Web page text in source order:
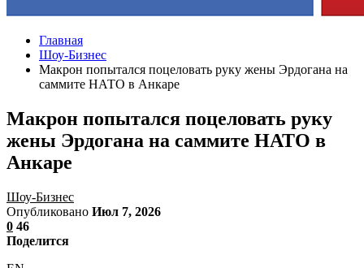
Главная
Шоу-Бизнес
Макрон попытался поцеловать руку жены Эрдогана на
саммите НАТО в Анкаре
Макрон попытался поцеловать руку
жены Эрдогана на саммите НАТО в
Анкаре
Шоу-Бизнес
Опубликовано Июл 7, 2026
0 46
Поделится